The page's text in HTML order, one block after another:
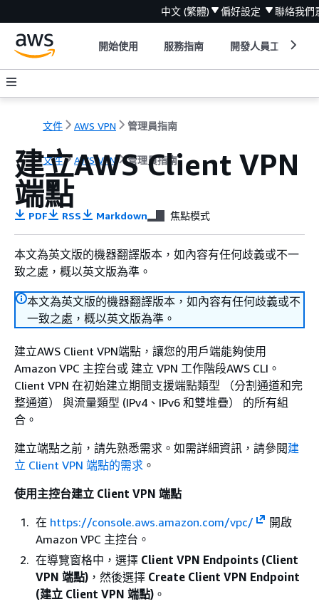
中文 (繁體) 偏好設定 聯絡我們
開始使用 服務指南 開發人員工具
文件 AWS VPN 管理員指南
文件 AWS VPN 管理員指南
建立AWS Client VPN
端點
PDF RSS Markdown 焦點模式
本文為英文版的機器翻譯版本，如內容有任何歧義或不一
致之處，概以英文版為準。
本文為英文版的機器翻譯版本，如內容有任何歧義或不
一致之處，概以英文版為準。
建立AWS Client VPN端點，讓您的用戶端能夠使用
Amazon VPC 主控台或 建立 VPN 工作階段AWS CLI。
Client VPN 在初始建立期間支援端點類型 （分割通道和完
整通道） 與流量類型 (IPv4、IPv6 和雙堆疊） 的所有組
合。
建立端點之前，請先熟悉需求。如需詳細資訊，請參閱建
立 Client VPN 端點的需求 。
使用主控台建立 Client VPN 端點
在 https://console.aws.amazon.com/vpc/
開啟
Amazon VPC 主控台。
在導覽窗格中，選擇 Client VPN Endpoints (Client
VPN 端點) ，然後選擇 Create Client VPN Endpoint
(建立 Client VPN 端點) 。